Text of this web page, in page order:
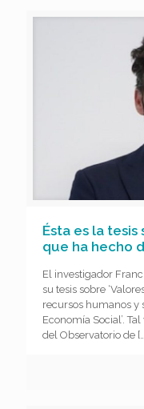
Ésta es la
que ha hecho
El investigador
su tesis sobre
recursos humanos y
Economía Social’.
del Observatorio de